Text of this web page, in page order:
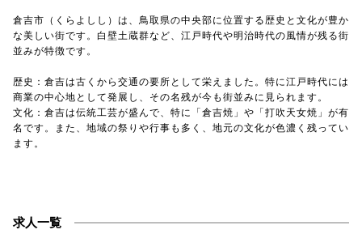
倉吉市（くらよしし）は、鳥取県の中央部に位置する歴史と文化が豊か
な美しい街です。白壁土蔵群など、江戸時代や明治時代の風情が残る街
並みが特徴です。
歴史：倉吉は古くから交通の要所として栄えました。特に江戸時代には
商業の中心地として発展し、その名残が今も街並みに見られます。
文化：倉吉は伝統工芸が盛んで、特に「倉吉焼」や「打吹天女焼」が有
名です。また、地域の祭りや行事も多く、地元の文化が色濃く残ってい
ます。
求人一覧